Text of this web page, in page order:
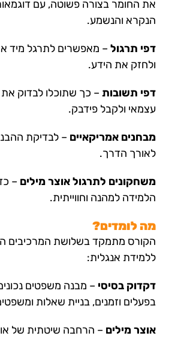
את החומר בצורה פשוטה, עם
הנקרא והנשמע.
דפי תרגול – מאפשרים לתרגל מיד
ולחזק את הידע.
דפי תשובות – כך שתוכלו לבדוק
עצמאי ולקבל פידבק.
מבחנים אמריקאיים – לבדיקת
לאורך הדרך.
משחקונים לתרגול אוצר מילים –
הלמידה למהנה וחווייתית.
מה לומדים?
הקורס מתמקד בשלושת המרכיבים
ללמידת אנגלית:
דקדוק בסיסי – מבנה משפטים
בפעלים וזמנים, בניית שאלות
אוצר מילים – הרחבה שיטתית של